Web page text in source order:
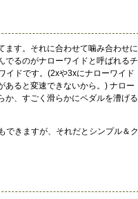
ます。それに合わせて噛み合わせに
でるのがナローワイドと呼ばれるチ
イドです。(2xや3xにナローワイド
あると変速できないから。) ナロー
か、すごく滑らかにペダルを漕げる
できますが、それだとシンプル＆ク